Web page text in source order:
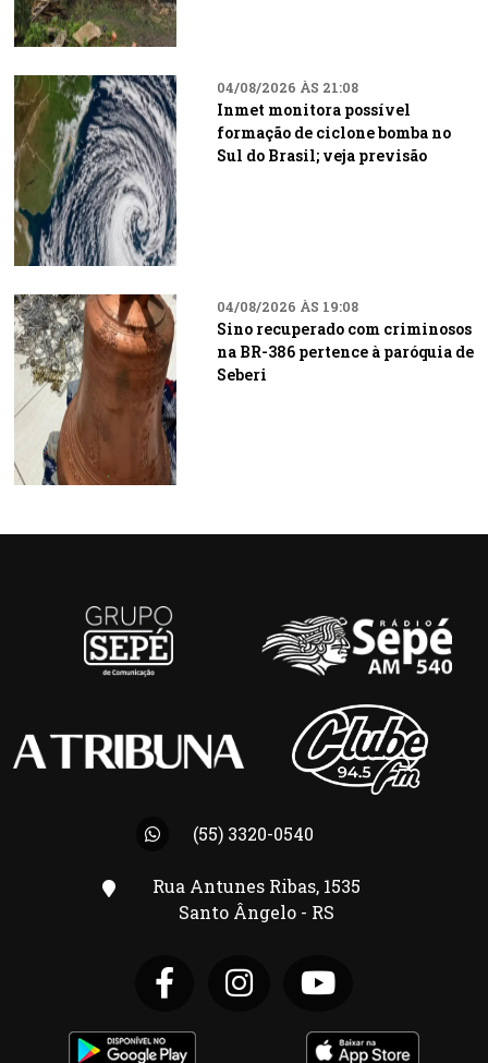
04/08/2026 ÀS 21:08
Inmet monitora possível
formação de ciclone bomba no
Sul do Brasil; veja previsão
04/08/2026 ÀS 19:08
Sino recuperado com criminosos
na BR-386 pertence à paróquia de
Seberi
(55) 3320-0540
Rua Antunes Ribas, 1535
Santo Ângelo - RS